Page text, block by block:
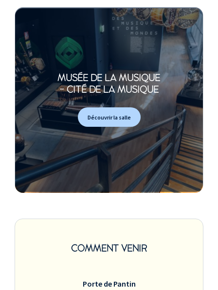
MUSÉE DE LA MUSIQUE
- CITÉ DE LA MUSIQUE
Découvrir la salle
COMMENT VENIR
Porte de Pantin